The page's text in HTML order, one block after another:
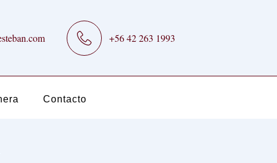
+56 42 263 1993
Contacto